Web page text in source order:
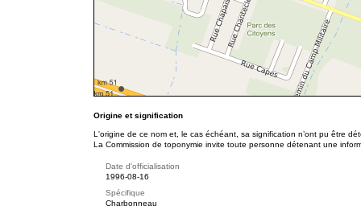
Origine et signification
L'origine de ce nom et, le cas échéant, sa signification n’ont pu être
La Commission de toponymie invite toute personne détenant une
Date d'officialisation
1996-08-16
Spécifique
Charbonneau